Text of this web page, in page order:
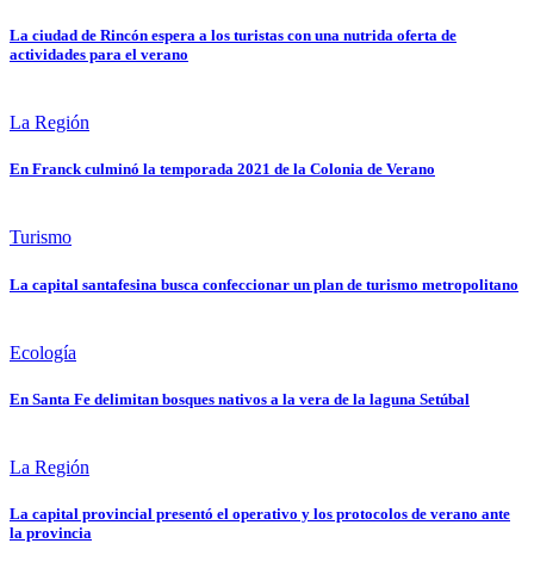
La ciudad de Rincón espera a los turistas con una nutrida oferta de
actividades para el verano
La Región
En Franck culminó la temporada 2021 de la Colonia de Verano
Turismo
La capital santafesina busca confeccionar un plan de turismo metropolitano
Ecología
En Santa Fe delimitan bosques nativos a la vera de la laguna Setúbal
La Región
La capital provincial presentó el operativo y los protocolos de verano ante
la provincia